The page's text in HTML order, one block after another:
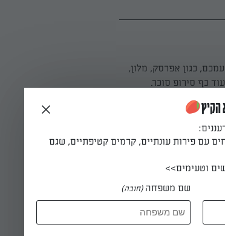
כגון אפרסק, מלון,
כף סירופ סוכר.
סוכר: שמים מים וסוכר בסיר קטן על אש גבוהה. מבשלים במשך 2 דקות תוך ערבוב אקראי עד
עם פירות עונתיים, קרמים קטיפתיים, שגם
וטעימים>>
שם משפחה (חובה)